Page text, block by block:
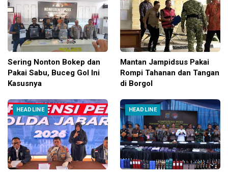
Sering Nonton Bokep dan
Pakai Sabu, Buceg Gol Ini
Kasusnya
Mantan Jampidsus Pakai
Rompi Tahanan dan Tangan
di Borgol
HEADLINE HEADLINE